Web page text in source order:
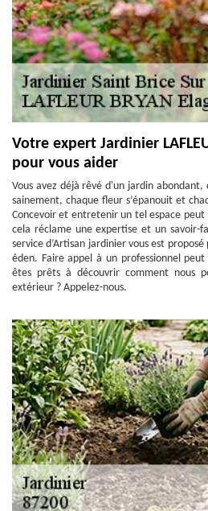
Votre expert Jardinier
pour vous aider
Vous avez déjà rêvé d'un jardin abondant,
sainement, chaque fleur s’épanouit et
Concevoir et entretenir un tel espace peut
cela réclame une expertise et un savoir-
service d’Artisan jardinier vous est
éden. Faire appel à un professionnel
êtes prêts à découvrir comment nous
extérieur ? Appelez-nous.